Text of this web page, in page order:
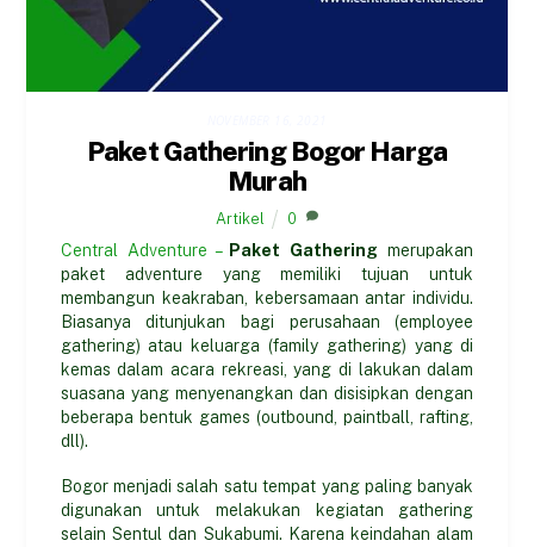
Paket Gathering Bogor Harga
Murah
Artikel 0
Central Adventure – Paket Gathering merupakan
paket adventure yang memiliki tujuan untuk
membangun keakraban, kebersamaan antar individu.
Biasanya ditunjukan bagi perusahaan (employee
gathering) atau keluarga (family gathering) yang di
kemas dalam acara rekreasi, yang di lakukan dalam
suasana yang menyenangkan dan disisipkan dengan
beberapa bentuk games (outbound, paintball, rafting,
dll).
Bogor menjadi salah satu tempat yang paling banyak
digunakan untuk melakukan kegiatan gathering
selain Sentul dan Sukabumi. Karena keindahan alam